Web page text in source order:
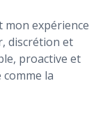
mon expérience
discrétion et
proactive et
la